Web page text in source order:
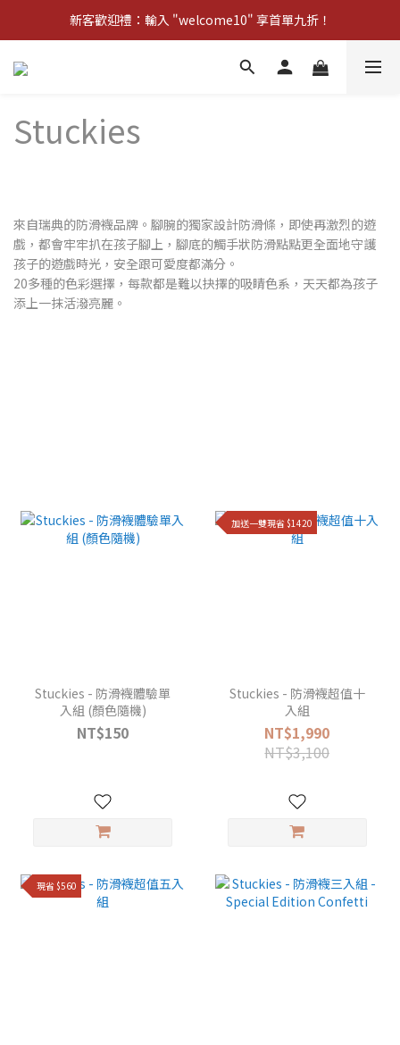
新客歡迎禮：輸入 "welcome10" 享首單九折！
新客歡迎禮：輸入 "welcome10" 享首單九折！
Stuckies
來自瑞典的防滑襪品牌。腳腕的獨家設計防滑條，即使再激烈的遊
戲，都會牢牢扒在孩子腳上，腳底的觸手狀防滑點點更全面地守護
孩子的遊戲時光，安全跟可愛度都滿分。
20多種的色彩選擇，每款都是難以抉擇的吸睛色系，天天都為孩子
添上一抹活潑亮麗。
Stuckies - 防滑襪體驗單
入組 (顏色隨機)
NT$150
加送一雙現省 $1420
Stuckies - 防滑襪超值十
入組
NT$1,990
NT$3,100
現省 $560